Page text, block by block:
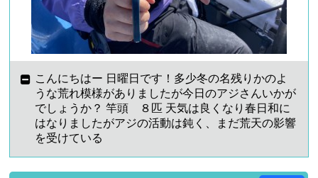
こんにちはー 日曜日です！多少冬の名残りかのよ
うな荒れ模様がありましたが今日のアジさんいかが
でしょうか？ 竿頭 ８匹 天気は良くなり春日和に
はなりましたがアジの活動は鈍く、まだ荒天の影響
を受けている